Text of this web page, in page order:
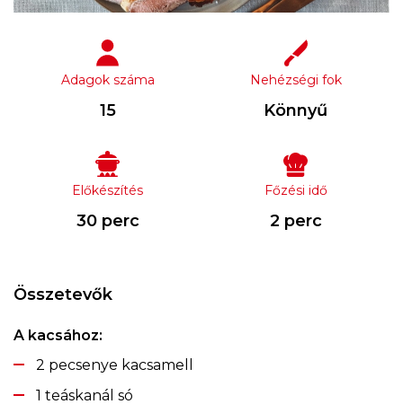
Adagok száma
15
Nehézségi fok
Könnyű
Előkészítés
30 perc
Főzési idő
2 perc
Összetevők
A kacsához:
2 pecsenye kacsamell
1 teáskanál só